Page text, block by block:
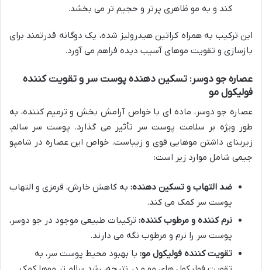
کند و به مو ظاهری پرتر و حجیم تر می بخشد.
این ترکیب به همراه کراتین هیدرولیز شده، یک دوگانه قدرتمند برای
بازسازی و تقویت موهای آسیب دیده فراهم می آورد.
عصاره جو دوسر: تسکین دهنده پوست سر و تقویت کننده
فولیکول مو
عصاره جو دوسر، ماده ای با خواص آرامش بخش و ترمیم کننده، به
طور ویژه بر سلامت پوست سر تأثیر می گذارد. پوست سر سالم،
زیربنای داشتن موهایی قوی و زیباست. خواص این عصاره در شامپو
جیمی شامل موارد زیر است:
ضد التهاب و تسکین دهنده: به کاهش خارش، قرمزی و التهاب
پوست سر کمک می کند.
نرم کننده و مرطوب کننده: ترکیبات طبیعی موجود در جو دوسر،
پوست سر را نرم و مرطوب نگه می دارند.
تقویت کننده فولیکول مو: با بهبود محیط پوست سر، به